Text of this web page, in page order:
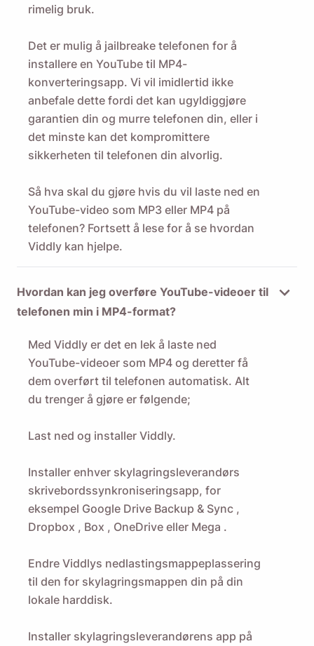
rimelig bruk.
Det er mulig å jailbreake telefonen for å
installere en YouTube til MP4-
konverteringsapp. Vi vil imidlertid ikke
anbefale dette fordi det kan ugyldiggjøre
garantien din og murre telefonen din, eller i
det minste kan det kompromittere
sikkerheten til telefonen din alvorlig.
Så hva skal du gjøre hvis du vil laste ned en
YouTube-video som MP3 eller MP4 på
telefonen? Fortsett å lese for å se hvordan
Viddly kan hjelpe.
Hvordan kan jeg overføre YouTube-videoer til
telefonen min i MP4-format?
Med Viddly er det en lek å laste ned
YouTube-videoer som MP4 og deretter få
dem overført til telefonen automatisk. Alt
du trenger å gjøre er følgende;
Last ned og installer Viddly.
Installer enhver skylagringsleverandørs
skrivebordssynkroniseringsapp, for
eksempel Google Drive Backup & Sync ,
Dropbox , Box , OneDrive eller Mega .
Endre Viddlys nedlastingsmappeplassering
til den for skylagringsmappen din på din
lokale harddisk.
Installer skylagringsleverandørens app på